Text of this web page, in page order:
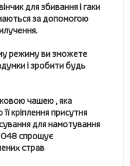
для збивання і гаки
за допомогою
режиму ви зможете
і зробити будь
чашею , яка
кріплення присутня
для намотування
спрощує
страв